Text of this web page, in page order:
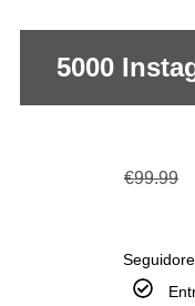
5000
€99.99